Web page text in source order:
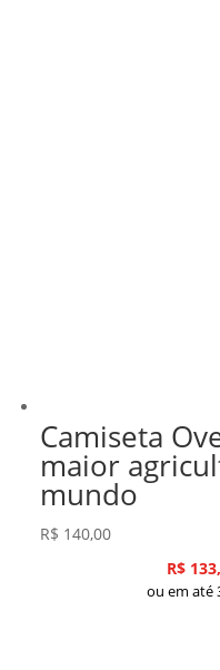
Camiseta
maior
mundo
R$ 140,00
R$
ou em até